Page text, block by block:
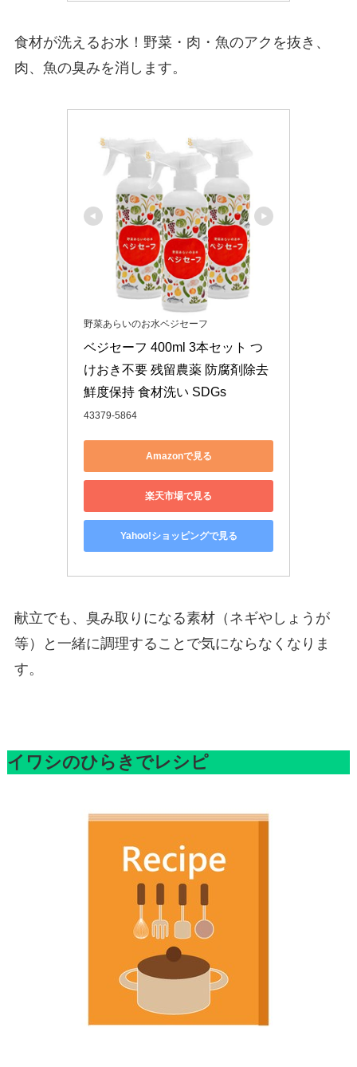
食材が洗えるお水！野菜・肉・魚のアクを抜き、
肉、魚の臭みを消します。
野菜あらいのお水ベジセーフ
ベジセーフ 400ml 3本セット つ
けおき不要 残留農薬 防腐剤除去
鮮度保持 食材洗い SDGs
43379-5864
Amazonで見る
楽天市場で見る
Yahoo!ショッピングで見る
献立でも、臭み取りになる素材（ネギやしょうが
等）と一緒に調理することで気にならなくなりま
す。
イワシのひらきでレシピ